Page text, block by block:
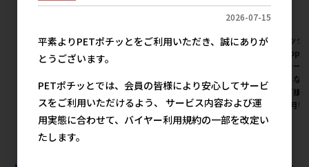
[ドギーマンハヤシ]広葉樹の超
吸収トイレ砂 5L【イチオシ】
1,067円
[ジェックス(直送:小動物･観賞
ます｡※発注単位･最低ご購入
金額にご注意下さい【8月特
価】
メーカー希望小売価格
[ジェック
魚
イレシ
直送とな
最低ご購
い【8月
2026-07-15
平素よりPETポチッとをご利用いただき、誠にありが
とうございます。
PETポチッとでは、会員の皆様により安心してサービ
スをご利用いただけるよう、 サービス内容および運
用実態に合わせて、バイヤー利用規約の一部を改定い
たします。